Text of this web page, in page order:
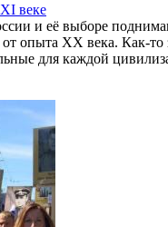
веке
и её выборе
опыта XX века. Как-
для каждой